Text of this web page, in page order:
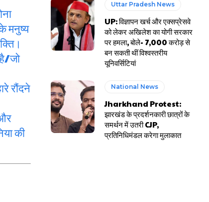
मनुष्य
जो
रौंदने
की
Uttar Pradesh News
UP: विज्ञापन खर्च और एक्सप्रेसवे
को लेकर अखिलेश का योगी सरकार
पर हमला, बोले- 7,000 करोड़ से
बन सकती थीं विश्वस्तरीय
यूनिवर्सिटियां
National News
Jharkhand Protest:
झारखंड के प्रदर्शनकारी छात्रों के
समर्थन में उतरी CJP,
प्रतिनिधिमंडल करेगा मुलाकात